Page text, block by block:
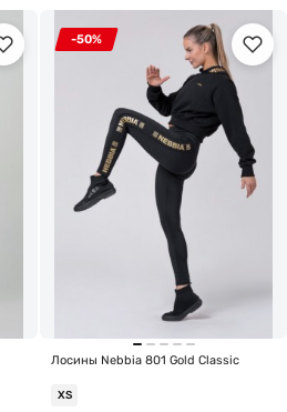
-50%
Лосины Nebbia 801 Gold Classic
XS